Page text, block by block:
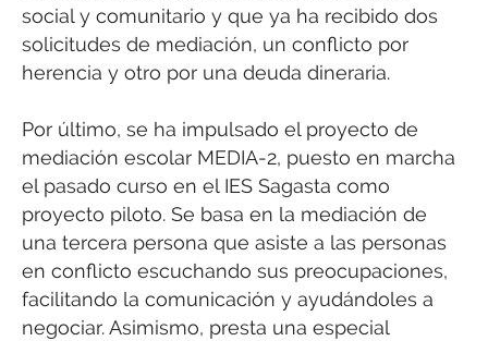
social y comunitario y que ya ha recibido dos
solicitudes de mediación, un conflicto por
herencia y otro por una deuda dineraria.
Por último, se ha impulsado el proyecto de
mediación escolar MEDIA-2, puesto en marcha
el pasado curso en el IES Sagasta como
proyecto piloto. Se basa en la mediación de
una tercera persona que asiste a las personas
en conflicto escuchando sus preocupaciones,
facilitando la comunicación y ayudándoles a
negociar. Asimismo, presta una especial